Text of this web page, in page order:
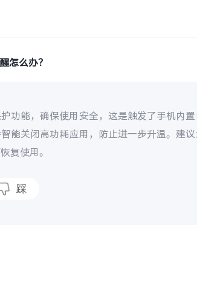
怎么办？
功能，确保使用安全，这是触发了手机内
能关闭高功耗应用，防止进一步升温。建
复使用。
踩